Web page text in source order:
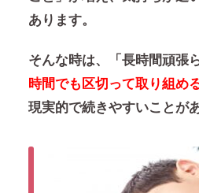
あります。
そんな時は、「長時間頑張
時間でも区切って取り組め
現実的で続きやすいことが